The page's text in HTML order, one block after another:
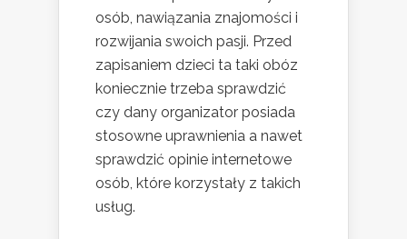
osób, nawiązania znajomości i
rozwijania swoich pasji. Przed
zapisaniem dzieci ta taki obóz
koniecznie trzeba sprawdzić
czy dany organizator posiada
stosowne uprawnienia a nawet
sprawdzić opinie internetowe
osób, które korzystały z takich
usług.